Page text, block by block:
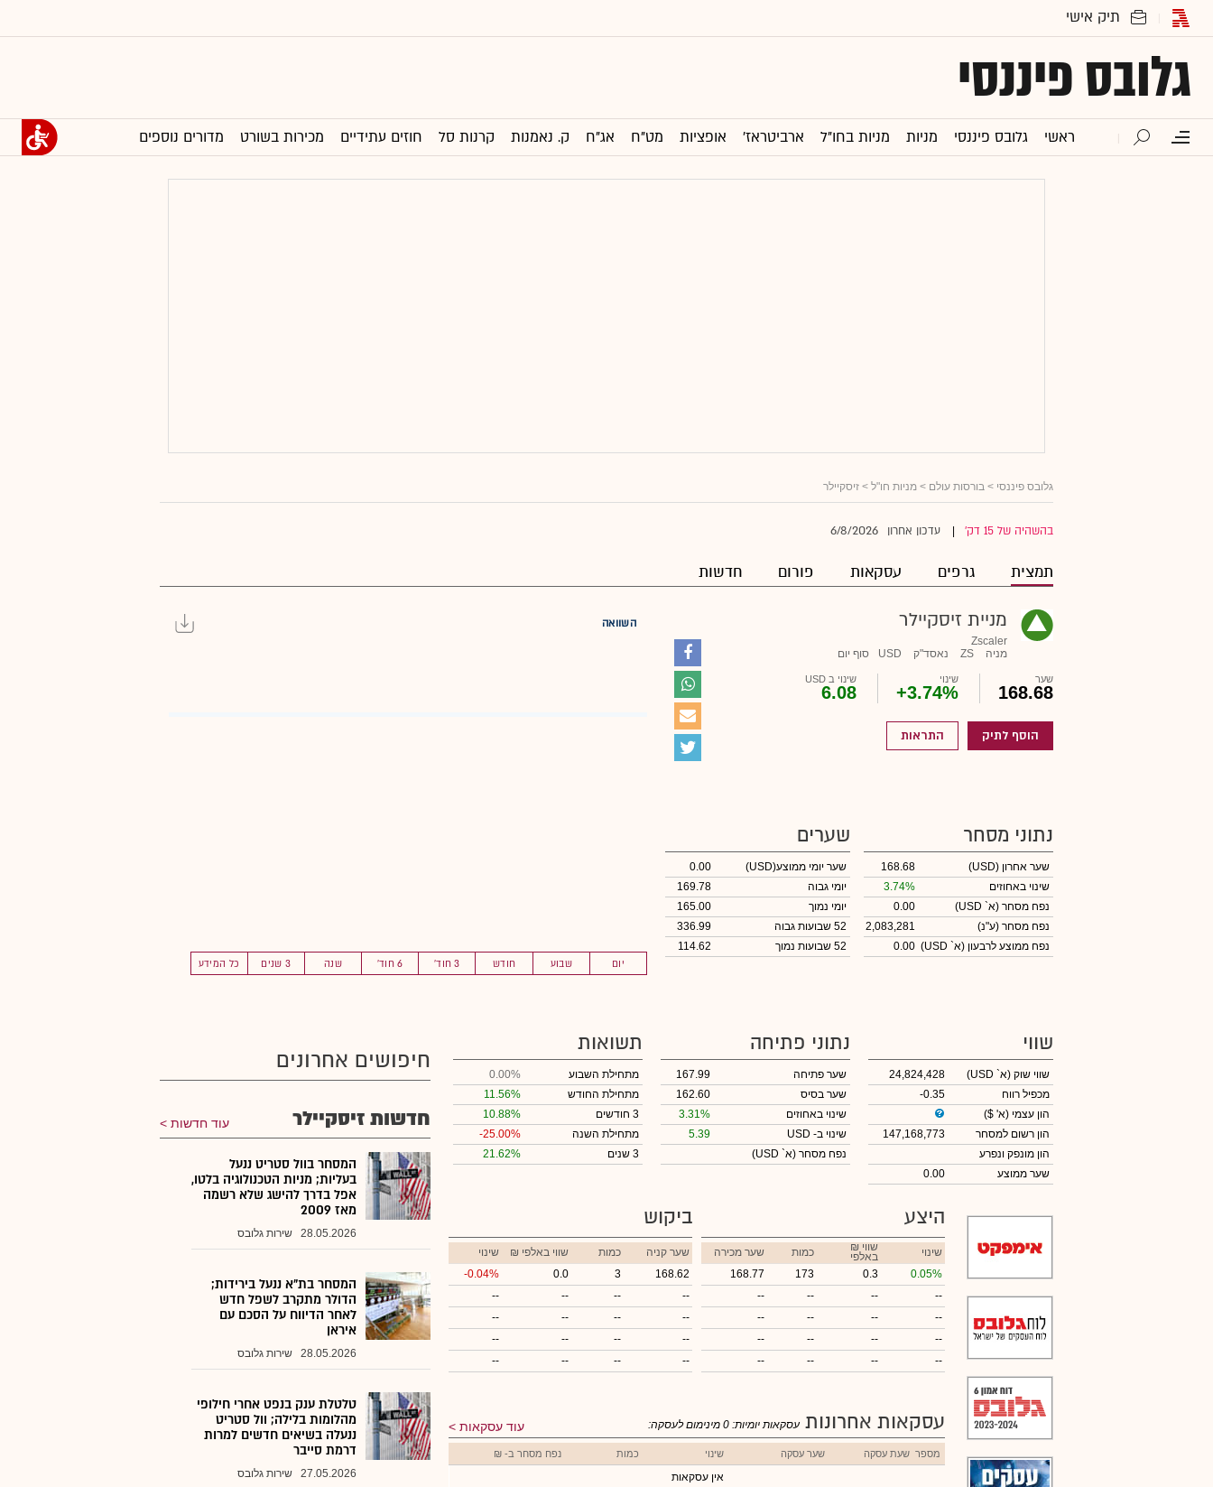
גלובס פיננסי
ראשי גלובס פיננסי מניות מניות בחו"ל ארביטראז' אופציות מט"ח אג"ח ק. נאמנות קרנות סל חוזים עתידיים מכירות בשורט מדורים נוספים
גלובס פיננסי > בורסות עולם > מניות חו"ל > זיסקיילר
בהשהיה של 15 דק' עדכון אחרון 6/8/2026
תמצית גרפים עסקאות פורום חדשות
מניית זיסקיילר
Zscaler
מניה
ZS נאסד"ק USD סוף יום
שער
168.68
שינוי
+3.74%
שינוי ב USD
6.08
הוסף לתיק התראות
השוואה
יום שבוע חודש 3 חוד' 6 חוד' שנה 3 שנים כל המידע
נתוני מסחר
שער אחרון (USD)
168.68
שינוי באחוזים
3.74%
נפח מסחר (א` USD)
0.00
נפח מסחר (ע"נ)
2,083,281
נפח ממוצע לרבעון (א` USD)
0.00
שערים
שער יומי ממוצע(USD)
0.00
יומי גבוה
169.78
יומי נמוך
165.00
52 שבועות גבוה
336.99
52 שבועות נמוך
114.62
שווי
שווי שוק (א` USD)
24,824,428
מכפיל רווח
-0.35
הון עצמי (א' $)
הון רשום למסחר
147,168,773
הון מונפק ונפרע
שער ממוצע
0.00
נתוני פתיחה
שער פתיחה
167.99
שער בסיס
162.60
שינוי באחוזים
3.31%
שינוי ב- USD
5.39
נפח מסחר (א` USD)
תשואות
מתחילת השבוע
0.00%
מתחילת החודש
11.56%
3 חודשים
10.88%
מתחילת השנה
-25.00%
3 שנים
21.62%
היצע
שינוי ₪ שווי
באלפי כמות
שער מכירה
0.05%
0.3
173
168.77
--
--
--
--
--
--
--
--
--
--
--
--
--
--
--
--
ביקוש
שער קניה כמות ₪ שווי באלפי
שינוי
168.62
3
0.0
-0.04%
--
--
--
--
--
--
--
--
--
--
--
--
--
--
--
--
עסקאות אחרונות עוד עסקאות עסקאות יומיות: 0 מינימום לעסקה:
מספר שעת עסקה שער עסקה שינוי כמות נפח מסחר ב- ₪
אין עסקאות
חיפושים אחרונים
חדשות זיסקיילר עוד חדשות
המסחר בוול סטריט ננעל
בעליות; מניות הטכנולוגיה בלטו,
אפל בדרך להישג שלא רשמה
מאז 2009
28.05.2026 שירות גלובס
המסחר בת"א ננעל בירידות;
הדולר מתקרב לשפל חדש
לאחר הדיווח על הסכם עם
איראן
28.05.2026 שירות גלובס
טלטלת ענק בנפט אחרי חילופי
מהלומות בלילה; וול סטריט
ננעלה בשיאים חדשים למרות
דרמת סייבר
27.05.2026 שירות גלובס